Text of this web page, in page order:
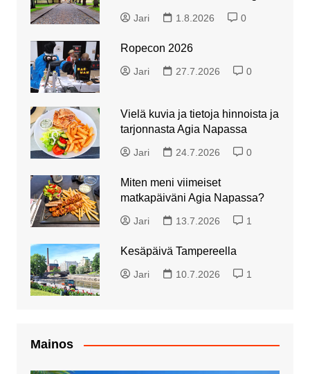
Jari 1.8.2026 0
Ropecon 2026
Jari 27.7.2026 0
Vielä kuvia ja tietoja hinnoista ja
tarjonnasta Agia Napassa
Jari 24.7.2026 0
Miten meni viimeiset
matkapäiväni Agia Napassa?
Jari 13.7.2026 1
Kesäpäivä Tampereella
Jari 10.7.2026 1
Mainos